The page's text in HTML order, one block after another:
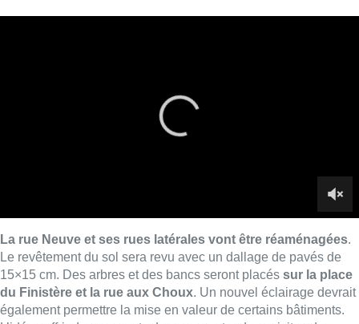
également permettre la mise en valeur de certains bâtiments.
L’idée : offrir des moments de pause entre deux visites de
magasins, désengorger la rue Neuve et proposer une offre
Finistère (jusqu’au bd Adolphe Max), la rue aux Choux, la rue
du Pont Neuf (jusqu’au bd Adolphe Max), la rue de la
Blanchisserie, la rue de Malines (jusqu’au bd Adolphe Max).
Les travaux débuteront dès ce lundiet devrait durer
approximativement deux ans. La première phase des travaux
durera ainsi un an et concernan des interventions en sous-sol